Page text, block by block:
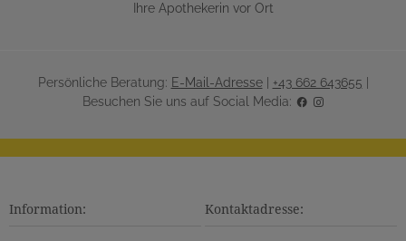
Ihre Apothekerin vor Ort
Persönliche Beratung: E-Mail-Adresse| +43 662 643655
Besuchen Sie uns auf Social Media:
Information: Kontaktadresse: